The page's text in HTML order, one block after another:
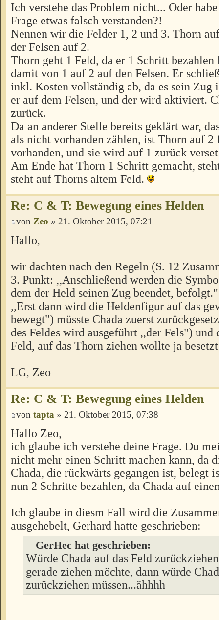
Ich verstehe das Problem nicht... Oder
Frage etwas falsch verstanden?!
Nennen wir die Felder 1, 2 und 3. Thorn
der Felsen auf 2.
Thorn geht 1 Feld, da er 1 Schritt bezahlen
damit von 1 auf 2 auf den Felsen. Er
inkl. Kosten vollständig ab, da es sein Zug
er auf dem Felsen, und der wird aktiviert.
zurück.
Da an anderer Stelle bereits geklärt war,
als nicht vorhanden zählen, ist Thorn auf 2
vorhanden, und sie wird auf 1 zurück
Am Ende hat Thorn 1 Schritt gemacht,
steht auf Thorns altem Feld.
Re: C & T: Bewegung eines Helden
von Zeo » 21. Oktober 2015, 07:21
Hallo,
wir dachten nach den Regeln (S. 12
3. Punkt: ,,Anschließend werden die
dem der Held seinen Zug beendet,
,,Erst dann wird die Heldenfigur auf das
bewegt") müsste Chada zuerst
des Feldes wird ausgeführt ,,der Fels") und
Feld, auf das Thorn ziehen wollte ja
LG, Zeo
Re: C & T: Bewegung eines Helden
von tapta » 21. Oktober 2015, 07:38
Hallo Zeo,
ich glaube ich verstehe deine Frage. Du
nicht mehr einen Schritt machen kann, da
Chada, die rückwärts gegangen ist, belegt
nun 2 Schritte bezahlen, da Chada auf
Ich glaube in diesm Fall wird die
ausgehebelt, Gerhard hatte geschrieben:
GerHec hat geschrieben:
Würde Chada auf das Feld
gerade ziehen möchte, dann würde
zurückziehen müssen...ähhhh